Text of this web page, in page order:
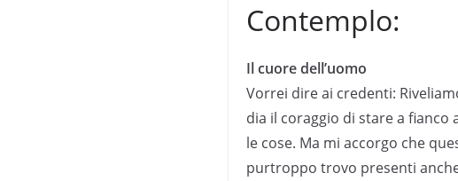
Contemplo:
Il cuore dell’uomo
Vorrei dire ai credenti:
dia il coraggio di stare a
le cose. Ma mi accorgo che
purtroppo trovo presenti